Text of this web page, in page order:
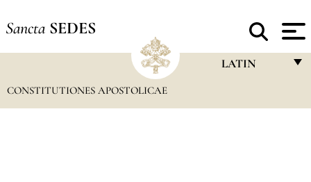
Sancta SEDES
LATIN
CONSTITUTIONES APOSTOLICAE